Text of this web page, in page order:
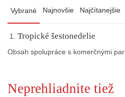
Vybrané Najnovšie Najčítanejšie
Tropické šestonedelie
Obsah spolupráce s komerčnými
Neprehliadnite tiež